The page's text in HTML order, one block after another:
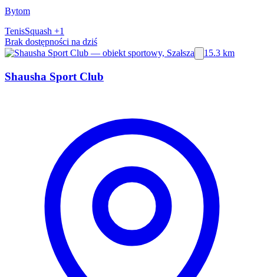
Bytom
TenisSquash +1
Brak dostępności na dziś
15.3 km
Shausha Sport Club